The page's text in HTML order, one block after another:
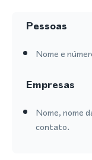
Pessoas
Nome e
Empresas
Nome, nome
contato.